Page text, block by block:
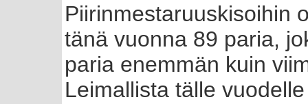
Piirinmestaruuskisoihin
tänä vuonna 89 paria,
paria enemmän kuin
Leimallista tälle